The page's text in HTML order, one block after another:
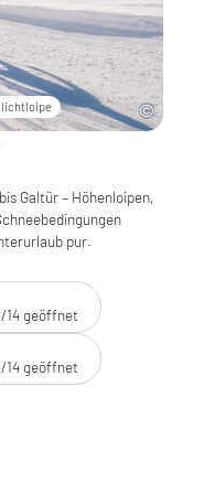
Galtür – Höhenloipen,
pur.
14 geöffnet
14 geöffnet